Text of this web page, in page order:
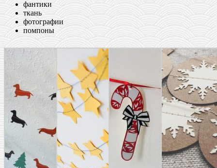
фантики
ткань
фотографии
помпоны